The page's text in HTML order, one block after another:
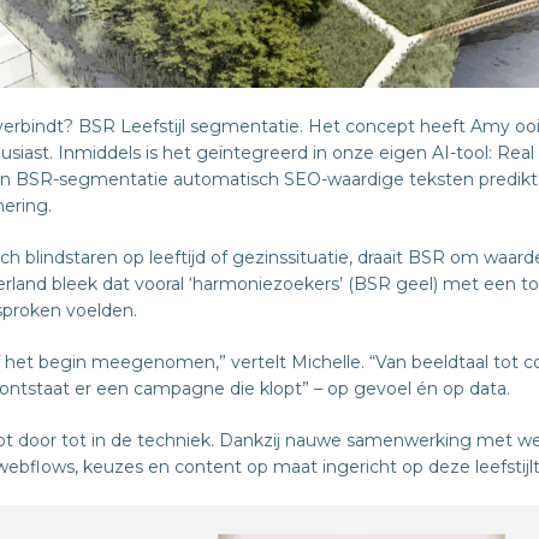
BSR Leefstijl segmentatie. Het concept heeft Amy
Inmiddels is het geïntegreerd in onze eigen AI-tool:
BSR-segmentatie automatisch SEO-waardige teksten
blindstaren op leeftijd of gezinssituatie, draait BSR om
bleek dat vooral ‘harmoniezoekers’ (BSR geel) met een
voelden.
het begin meegenomen,” vertelt Michelle. “Van beeldtaal tot
er een campagne die klopt” – op gevoel én op data.
door tot in de techniek. Dankzij nauwe samenwerking met
keuzes en content op maat ingericht op deze